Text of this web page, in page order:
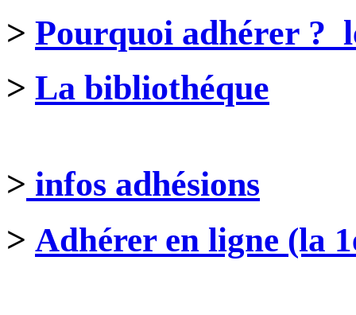
> Pourquoi adhérer ?
> La bibliothéque
> infos adhésions
> Adhérer en ligne (la